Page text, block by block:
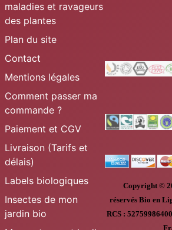
maladies et ravageurs
des plantes
Plan du site
Contact
Mentions légales
Comment passer ma
commande ?
Paiement et CGV
Livraison (Tarifs et
délais)
Labels biologiques
Insectes de mon
jardin bio
Copyright ©
réservésBio en
RCS :